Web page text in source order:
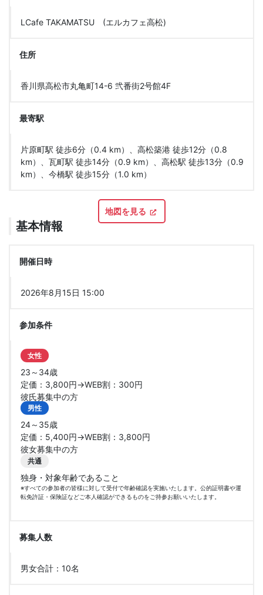
LCafe TAKAMATSU (エルカフェ高松)
住所
香川県高松市丸亀町14-6 弐番街2号館4F
最寄駅
片原町駅 徒歩6分（0.4 km）、高松築港 徒歩12分（0.8
km）、瓦町駅 徒歩14分（0.9 km）、高松駅 徒歩13分（0.9
km）、今橋駅 徒歩15分（1.0 km）
地図を見る
基本情報
開催日時
2026年8月15日 15:00
参加条件
女性
23～34歳
定価：3,800円→WEB割：300円
彼氏募集中の方
男性
24～35歳
定価：5,400円→WEB割：3,800円
彼女募集中の方
共通
独身・対象年齢であること
※すべての参加者の皆様に対して受付で年齢確認を実施いたします。公的証明書や運
転免許証・保険証などご本人確認ができるものをご持参お願いいたします。
募集人数
男女合計：10名